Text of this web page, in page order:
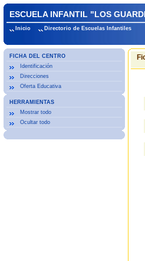
ESCUELA INFANTIL "LOS
Inicio Directorio de Escuelas Infantiles
FICHA DEL CENTRO
Identificación
Direcciones
Oferta Educativa
HERRAMIENTAS
Mostrar todo
Ocultar todo